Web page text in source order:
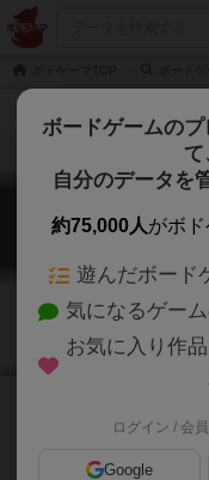
筋肉
ボードゲームの
て
自分のデータを
約75,000人がボド
遊んだボード
気になるゲー
お気に入り作
ログイン / 会
Google